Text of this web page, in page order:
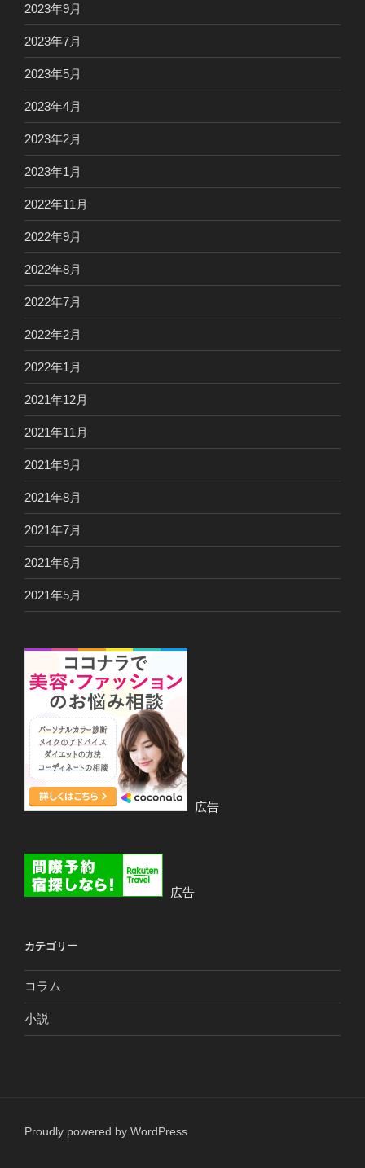
2023年9月
2023年7月
2023年5月
2023年4月
2023年2月
2023年1月
2022年11月
2022年9月
2022年8月
2022年7月
2022年2月
2022年1月
2021年12月
2021年11月
2021年9月
2021年8月
2021年7月
2021年6月
2021年5月
広告
広告
カテゴリー
コラム
小説
Proudly powered by WordPress